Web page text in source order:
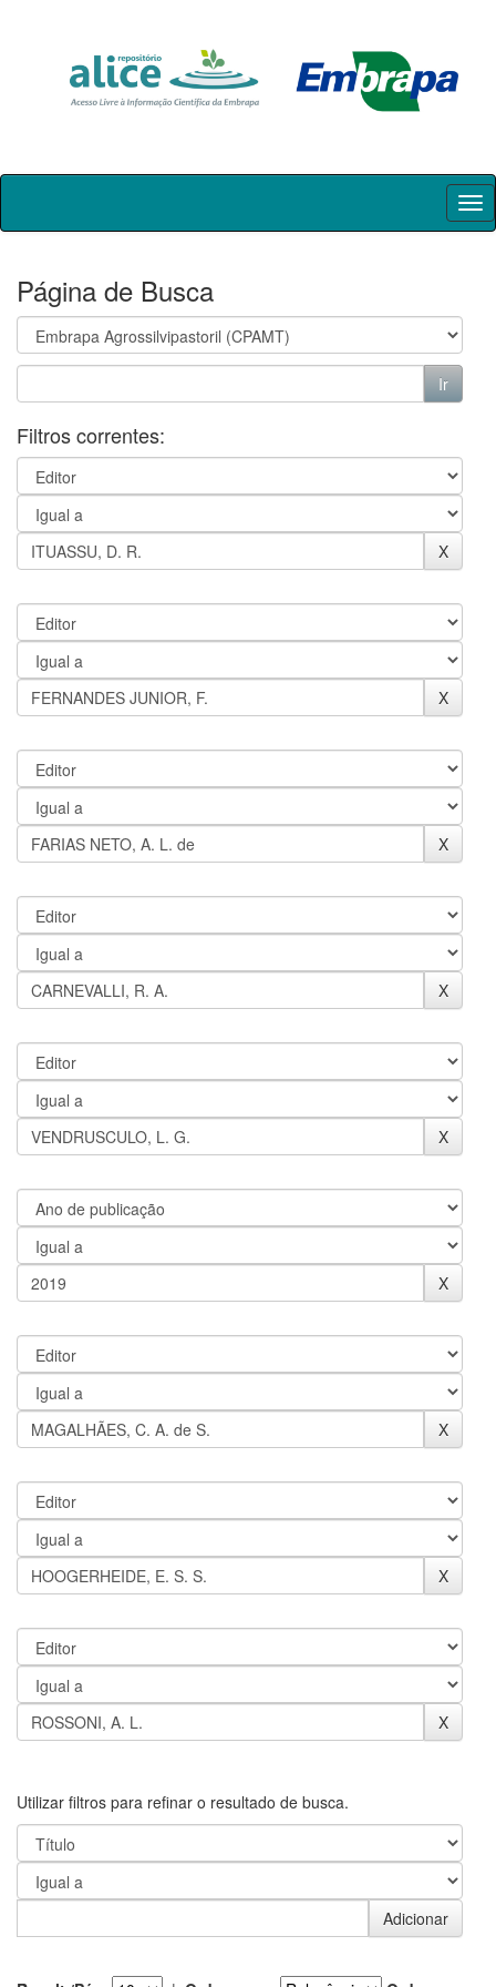
Skip
Página de Busca
Filtros correntes:
Utilizar filtros para refinar o resultado de busca.